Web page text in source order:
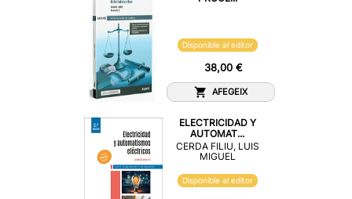
Disponible al editor
38,00 €
AFEGEIX
ELECTRICIDAD Y
AUTOMAT...
CERDA FILIU, LUIS
MIGUEL
Disponible al editor